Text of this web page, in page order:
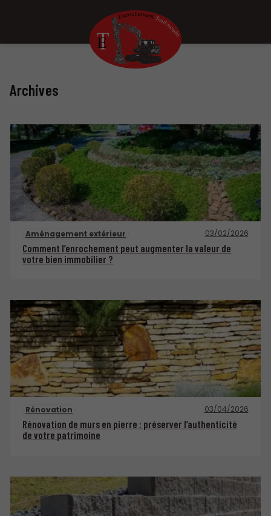
Archives
Aménagement extérieur 03/02/2026
Comment l’enrochement peut augmenter la valeur de
votre bien immobilier ?
Rénovation 03/04/2026
Rénovation de murs en pierre : préserver l’authenticité
de votre patrimoine